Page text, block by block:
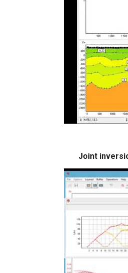
Joint